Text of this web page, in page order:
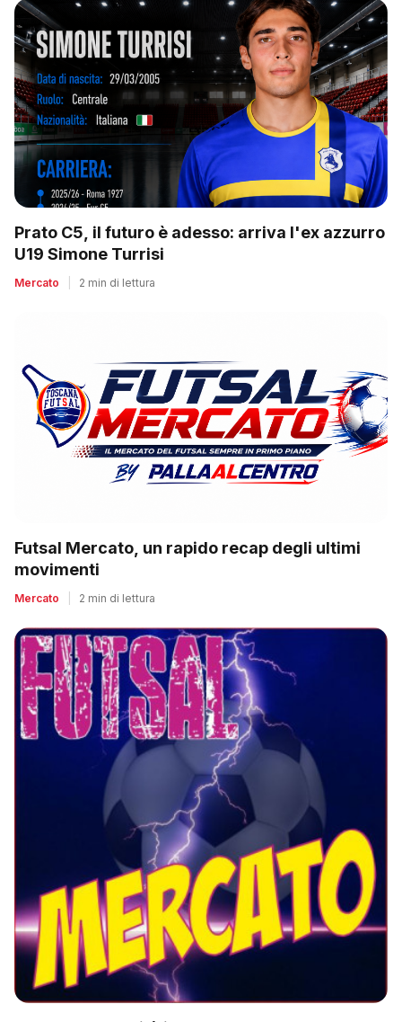
Prato C5, il futuro è adesso: arriva l'ex azzurro
U19 Simone Turrisi
Mercato 2 min di lettura
Futsal Mercato, un rapido recap degli ultimi
movimenti
Mercato 2 min di lettura